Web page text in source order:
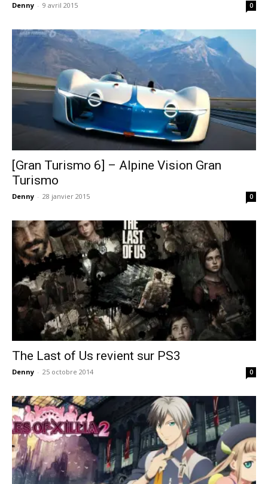
Denny - 9 avril 2015 0
[Gran Turismo 6] – Alpine Vision Gran
Turismo
Denny - 28 janvier 2015 0
The Last of Us revient sur PS3
Denny - 25 octobre 2014 0